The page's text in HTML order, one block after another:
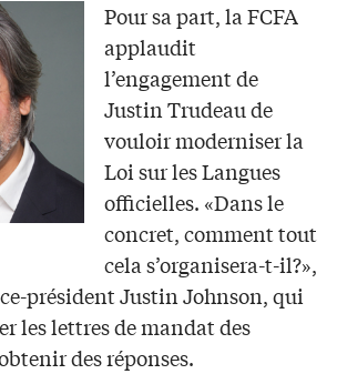
Pour sa part, la FCFA
applaudit
l’engagement de
Justin Trudeau de
vouloir moderniser la
Loi sur les Langues
officielles. «Dans le
concret, comment tout
cela s’organisera-t-il?»,
président Justin Johnson, qui
les lettres de mandat des
des réponses.